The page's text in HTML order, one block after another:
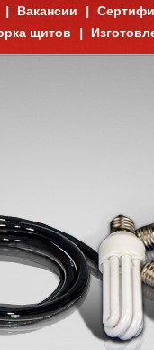
Вакансии
щитов